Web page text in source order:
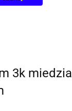
3k